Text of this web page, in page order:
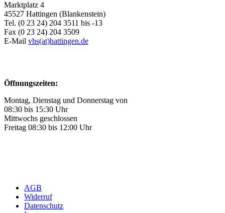
Marktplatz 4
45527 Hattingen (Blankenstein)
Tel. (0 23 24) 204 3511 bis -13
Fax (0 23 24) 204 3509
E-Mail vhs(at)hattingen.de
Öffnungszeiten:
Montag, Dienstag und Donnerstag von
08:30 bis 15:30 Uhr
Mittwochs geschlossen
Freitag 08:30 bis 12:00 Uhr
AGB
Widerruf
Datenschutz